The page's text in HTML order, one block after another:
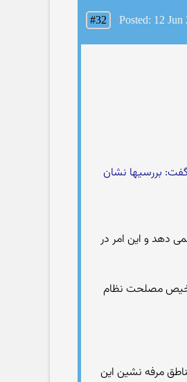
#32 Posted: 12 Jun
بررسیها نشان
دهد و این امر در
مصلحت نظام
مرفه نشین این